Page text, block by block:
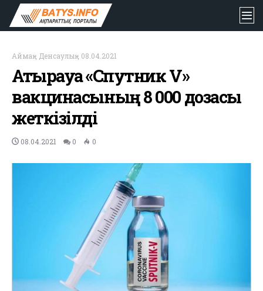
Аймақ- Денсаулық- 08.04.2021
Атырауға «Спутник V»
вакцинасының 8 000 дозасы
жеткізілді
08.04.2021 0 0